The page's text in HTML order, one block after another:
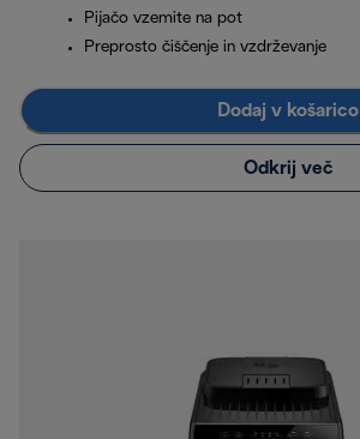
Pijačo vzemite na pot
Preprosto čiščenje in vzdrževanje
Dodaj v košarico
Odkrij več